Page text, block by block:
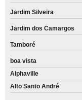
Jardim Silveira
Jardim dos Camargos
Tamboré
boa vista
Alphaville
Alto Santo André